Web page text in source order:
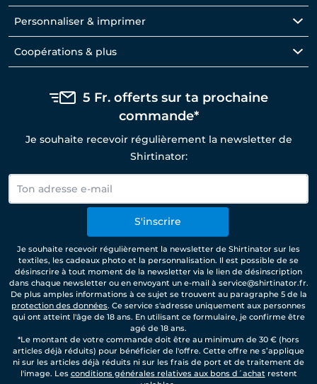
Personnaliser & imprimer
Coopérations & plus
5 Fr. offerts sur ta prochaine
commande*
Je souhaite recevoir régulièrement la newsletter de
Shirtinator:
S'inscrire
Je souhaite recevoir régulièrement la newsletter de Shirtinator sur les
textiles, les cadeaux photo et la personnalisation. Il est possible de se
désinscrire à tout moment de la newsletter via le lien de désinscription
dans chaque newsletter ou en envoyant un e-mail à service@shirtinator.fr.
De plus amples informations à ce sujet se trouvent au paragraphe 5 de la
protection des données. Ce service s'adresse uniquement aux personnes
qui ont atteint l'âge de 18 ans. En utilisant ce formulaire, je confirme être
agé de 18 ans.
*Le montant de votre commande doit être au minimum de 30 € (hors
articles déjà réduits) pour bénéficier de l'offre. Cette offre ne s’applique
ni sur les articles déjà réduits ni sur les frais de port et de traitement de
l'image. Les conditions générales relatives aux bons d´achatrestent